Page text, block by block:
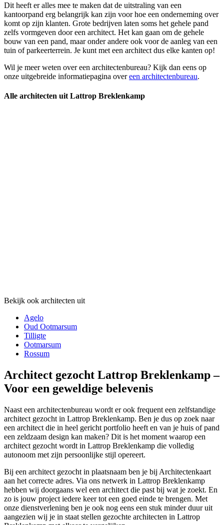
Dit heeft er alles mee te maken dat de uitstraling van een
kantoorpand erg belangrijk kan zijn voor hoe een onderneming over
komt op zijn klanten. Grote bedrijven laten soms het gehele pand
zelfs vormgeven door een architect. Het kan gaan om de gehele
bouw van een pand, maar onder andere ook voor de aanleg van een
tuin of parkeerterrein. Je kunt met een architect dus elke kanten op!
Wil je meer weten over een architectenbureau? Kijk dan eens op
onze uitgebreide informatiepagina overeen architectenbureau.
Alle architecten uit Lattrop Breklenkamp
Bekijk ook architecten uit
Agelo
Oud Ootmarsum
Tilligte
Ootmarsum
Rossum
Architect gezocht Lattrop Breklenkamp –
Voor een geweldige belevenis
Naast een architectenbureau wordt er ook frequent een zelfstandige
architect gezocht in Lattrop Breklenkamp. Ben je dus op zoek naar
een architect die in heel gericht portfolio heeft en van je huis of pand
een zeldzaam design kan maken? Dit is het moment waarop een
architect gezocht wordt in Lattrop Breklenkamp die volledig
autonoom met zijn persoonlijke stijl opereert.
Bij een architect gezocht in plaatsnaam ben je bij Architectenkaart
aan het correcte adres. Via ons netwerk in Lattrop Breklenkamp
hebben wij doorgaans wel een architect die past bij wat je zoekt. En
zo is jouw project iedere keer tot een goed einde te brengen. Met
onze dienstverlening ben je ook nog eens een stuk minder duur uit
aangezien wij je in staat stellen gezochte architecten in Lattrop